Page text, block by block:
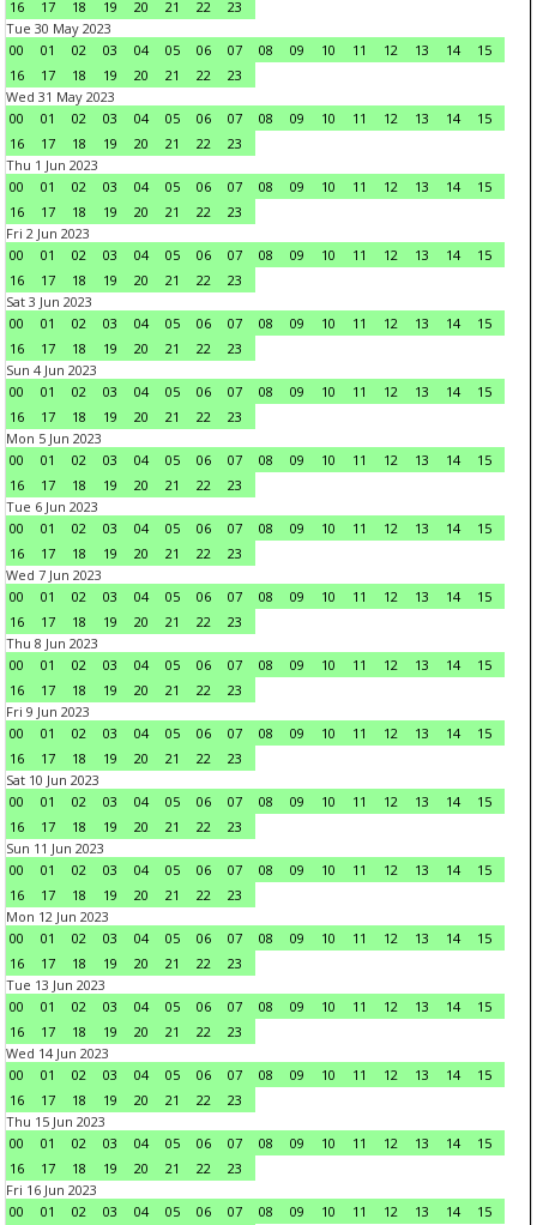
16
17 18 19 20 21 22
23
Tue 30 May 2023
00
01 02 03 04 05 06 07 08 09 10 11 12 13 14
15
16
17 18 19 20 21 22
23
Wed 31 May 2023
00
01 02 03 04 05 06 07 08 09 10 11 12 13 14
15
16
17 18 19 20 21 22
23
Thu 1 Jun 2023
00
01 02 03 04 05 06 07 08 09 10 11 12 13 14
15
16
17 18 19 20 21 22
23
Fri 2 Jun 2023
00
01 02 03 04 05 06 07 08 09 10 11 12 13 14
15
16
17 18 19 20 21 22
23
Sat 3 Jun 2023
00
01 02 03 04 05 06 07 08 09 10 11 12 13 14
15
16
17 18 19 20 21 22
23
Sun 4 Jun 2023
00
01 02 03 04 05 06 07 08 09 10 11 12 13 14
15
16
17 18 19 20 21 22
23
Mon 5 Jun 2023
00
01 02 03 04 05 06 07 08 09 10 11 12 13 14
15
16
17 18 19 20 21 22
23
Tue 6 Jun 2023
00
01 02 03 04 05 06 07 08 09 10 11 12 13 14
15
16
17 18 19 20 21 22
23
Wed 7 Jun 2023
00
01 02 03 04 05 06 07 08 09 10 11 12 13 14
15
16
17 18 19 20 21 22
23
Thu 8 Jun 2023
00
01 02 03 04 05 06 07 08 09 10 11 12 13 14
15
16
17 18 19 20 21 22
23
Fri 9 Jun 2023
00
01 02 03 04 05 06 07 08 09 10 11 12 13 14
15
16
17 18 19 20 21 22
23
Sat 10 Jun 2023
00
01 02 03 04 05 06 07 08 09 10 11 12 13 14
15
16
17 18 19 20 21 22
23
Sun 11 Jun 2023
00
01 02 03 04 05 06 07 08 09 10 11 12 13 14
15
16
17 18 19 20 21 22
23
Mon 12 Jun 2023
00
01 02 03 04 05 06 07 08 09 10 11 12 13 14
15
16
17 18 19 20 21 22
23
Tue 13 Jun 2023
00
01 02 03 04 05 06 07 08 09 10 11 12 13 14
15
16
17 18 19 20 21 22
23
Wed 14 Jun 2023
00
01 02 03 04 05 06 07 08 09 10 11 12 13 14
15
16
17 18 19 20 21 22
23
Thu 15 Jun 2023
00
01 02 03 04 05 06 07 08 09 10 11 12 13 14
15
16
17 18 19 20 21 22
23
Fri 16 Jun 2023
00
01 02 03 04 05 06 07 08 09 10 11 12 13 14
15